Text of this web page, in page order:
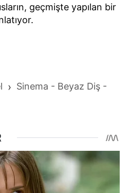
geçmişte yapılan bir
› Sinema - Beyaz Diş -